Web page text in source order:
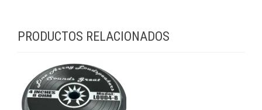
PRODUCTOS RELACIONADOS